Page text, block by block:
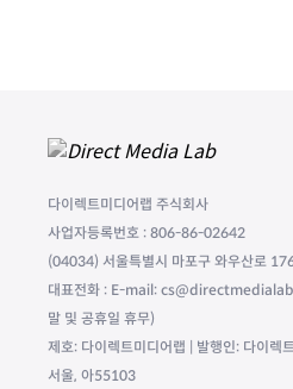
다이렉트미디어랩 주식회사
사업자등록번호 : 806-86-02642
(04034) 서울특별시 마포구 와우산로
대표전화 : E-mail:
말 및 공휴일 휴무)
제호: 다이렉트미디어랩 | 발행인: 다이렉
서울, 아55103